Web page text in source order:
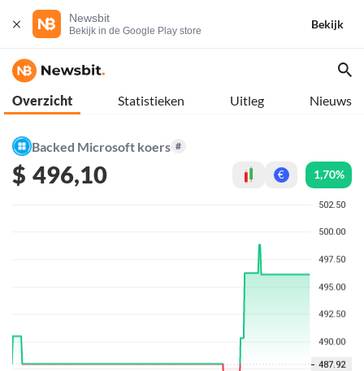
Newsbit
Bekijk in de Google Play store
Bekijk
Overzicht Statistieken Uitleg Nieuws
Backed Microsoft koers #
$ 496,10 € 1,70%